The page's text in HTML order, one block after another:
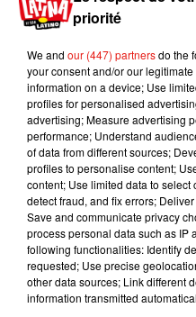
Heureusement pour
pu et su conjuguer
d’artiste.Depuis le
pas cessé de nous
le titreElBano en
puis
MoveTo Miami
NosFuimos Lejos et
IDon’tDance(
attendent désormais
opus du chanteur de
l’album Sex& Love
est en tournée et sera
novembre prochain.
priorité
We and our (447) partnersdo the
your consent and/or our
information on a device; Use
profiles for personalised
advertising; Measure advertising
performance; Understand
of data from different sources;
profiles to personalise content;
content; Use limited data to select
detect fraud, and fix errors;
Save and communicate privacy
process personal data such as IP
following functionalities: Identify
requested; Use precise
other data sources; Link different
information transmitted